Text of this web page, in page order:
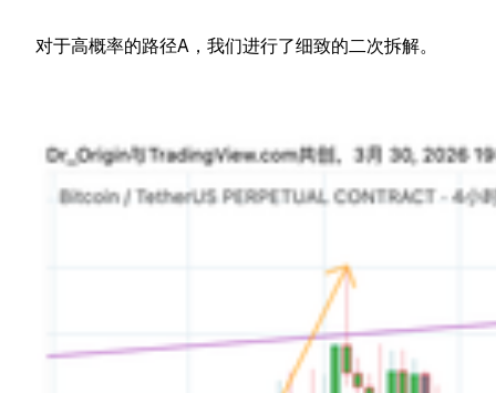
对于高概率的路径A，我们进行了细致的二次拆解。